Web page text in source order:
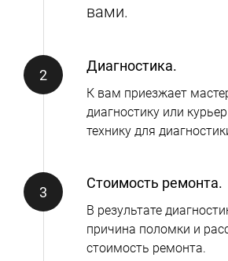
вами.
Диагностика.
К вам приезжает
диагностику или
технику для
Стоимость ремонта.
В результате
причина поломки и
стоимость ремонта.